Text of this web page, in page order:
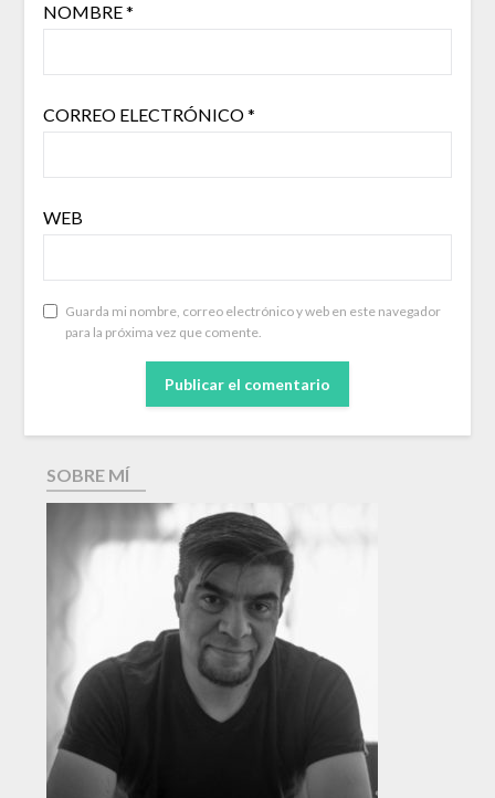
NOMBRE*
CORREO ELECTRÓNICO*
WEB
Guarda mi nombre, correo electrónico y web en este navegador
para la próxima vez que comente.
SOBRE MÍ